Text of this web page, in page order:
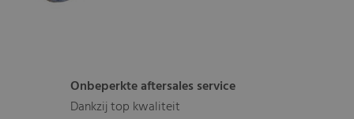
Onbeperkte aftersales service
Dankzij top kwaliteit